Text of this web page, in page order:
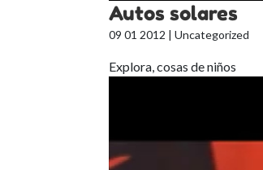
Autos solares
09 01 2012 | Uncategorized
Explora, cosas de niños